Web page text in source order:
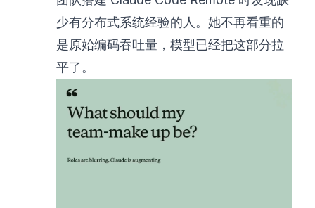
少有分布式系统经验的人。她不再看重的
是原始编码吞吐量，模型已经把这部分拉
平了。